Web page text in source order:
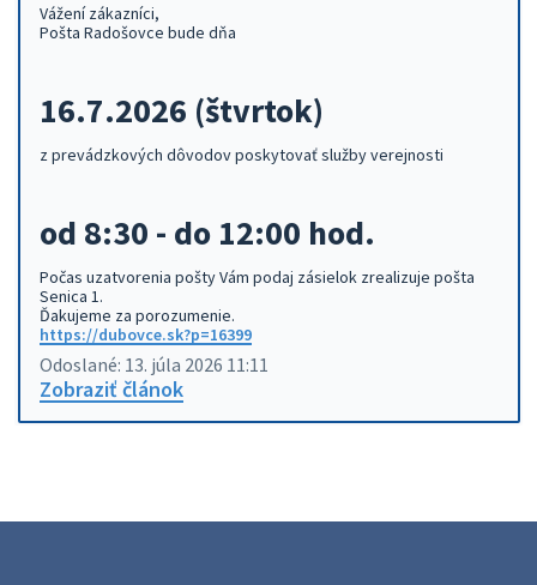
Vážení zákazníci,
Pošta Radošovce bude dňa
16.7.2026 (štvrtok)
z prevádzkových dôvodov poskytovať služby verejnosti
od 8:30 - do 12:00 hod.
Počas uzatvorenia pošty Vám podaj zásielok zrealizuje pošta
Senica 1.
Ďakujeme za porozumenie.
https://dubovce.sk?p=16399
Odoslané: 13. júla 2026 11:11
Zobraziť článok